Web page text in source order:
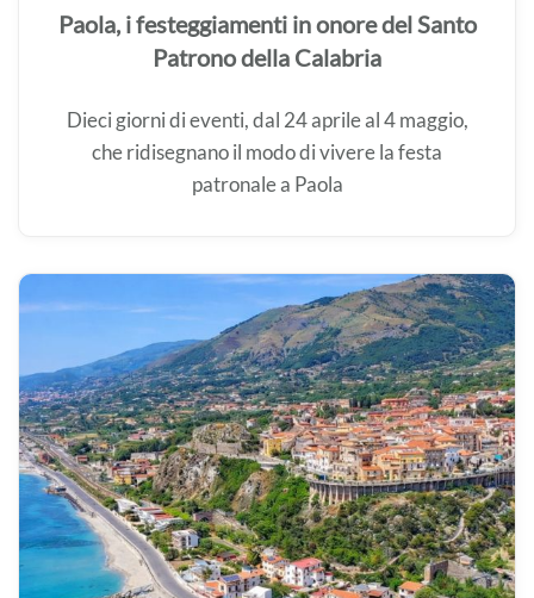
Paola, i festeggiamenti in onore del Santo
Patrono della Calabria
Dieci giorni di eventi, dal 24 aprile al 4 maggio,
che ridisegnano il modo di vivere la festa
patronale a Paola